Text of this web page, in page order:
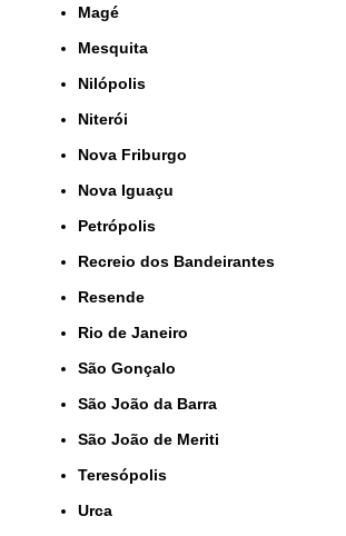
Magé
Mesquita
Nilópolis
Niterói
Nova Friburgo
Nova Iguaçu
Petrópolis
Recreio dos Bandeirantes
Resende
Rio de Janeiro
São Gonçalo
São João da Barra
São João de Meriti
Teresópolis
Urca